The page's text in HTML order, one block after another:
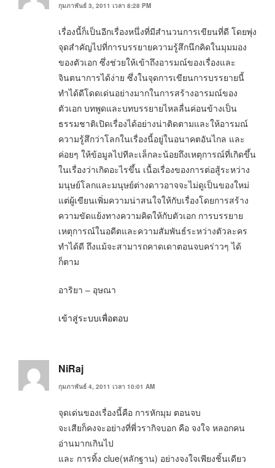
กุมภาพันธ์ 3, 2011 เวลา 8:28 PM
เรื่องนี้ก็เป็นอีกเรื่องหนึ่งที่มีสำนวนการเขียนที่ดี โดยพุ่ง
จุดสำคัญไปที่การบรรยายความรู้สึกนึกคิดในมุมมอง
ของตัวเอก ซึ่งช่วยให้เข้าถึงอารมณ์ของเรื่องและ
จินตนาการได้ง่าย ซึ่งในจุดการเขียนการบรรยายนี้
ทำได้ดีโดดเด่นอย่างมากในการสร้างอารมณ์ของ
ตัวเอก บทพูดและบทบรรยายไหลลื่นค่อนข้างเป็น
ธรรมชาติเปิดเรื่องได้อย่างน่าติดตามและให้อารมณ์
ความรู้สึกว่าโลกในเรื่องนี้อยู่ในอนาคตอันไกล และ
ค่อยๆ ให้ข้อมูลไปทีละเล็กละน้อยถึงเหตุการณ์ที่เกิดขึ้น
ในเรื่องว่าเกิดอะไรขึ้น เนื้อเรื่องของการต่อสู้ระหว่าง
มนุษย์โลกและมนุษย์ต่างดาวอาจจะไม่ดูเป็นของใหม่
แต่ผู้เขียนเพิ่มความน่าสนใจให้กับเรื่องโดยการสร้าง
ความขัดแย้งทางความคิดให้กับตัวเอก การบรรยาย
เหตุการณ์ในอดีตและความสัมพันธ์ระหว่างตัวละคร
ทำได้ดี ถึงแม้จะสามารถคาดเดาตอนจบคร่าวๆ ได้
ก็ตาม
อาริยา – อุษณา
เข้าสู่ระบบเพื่อตอบ
NiRaj
กุมภาพันธ์ 4, 2011 เวลา 10:01 AM
จุดเด่นของเรื่องนี้คือ การหักมุม ตอนจบ
จะเสียก็คงจะอย่างที่พี่วรากิจบอก คือ จงใจ หลอกคน
อ่านมากเกินไป
และ การทิ้ง clue(หลักฐาน) อย่างจงใจเพียงชิ้นเดียว